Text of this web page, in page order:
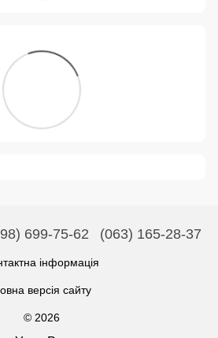
699-75-62 (063) 165-28-37
інформація
версія сайту
© 2026